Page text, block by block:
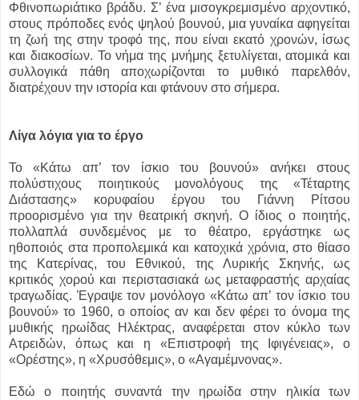
Φθινοπωριάτικο βράδυ. Σ’ ένα μισογκρεμισμένο αρχοντικό,
στους πρόποδες ενός ψηλού βουνού, μια γυναίκα αφηγείται
τη ζωή της στην τροφό της, που είναι εκατό χρονών, ίσως
και διακοσίων. Το νήμα της μνήμης ξετυλίγεται, ατομικά και
συλλογικά πάθη αποχωρίζονται το μυθικό παρελθόν,
διατρέχουν την ιστορία και φτάνουν στο σήμερα.
Λίγα λόγια για το έργο
Το «Κάτω απ’ τον ίσκιο του βουνού» ανήκει στους
πολύστιχους ποιητικούς μονολόγους της «Τέταρτης
Διάστασης» κορυφαίου έργου του Γιάννη Ρίτσου
προορισμένο για την θεατρική σκηνή. Ο ίδιος ο ποιητής,
πολλαπλά συνδεμένος με το θέατρο, εργάστηκε ως
ηθοποιός στα προπολεμικά και κατοχικά χρόνια, στο θίασο
της Κατερίνας, του Εθνικού, της Λυρικής Σκηνής, ως
κριτικός χορού και περιστασιακά ως μεταφραστής αρχαίας
τραγωδίας. Έγραψε τον μονόλογο «Κάτω απ’ τον ίσκιο του
βουνού» το 1960, ο οποίος αν και δεν φέρει το όνομα της
μυθικής ηρωίδας Ηλέκτρας, αναφέρεται στον κύκλο των
Ατρειδών, όπως και η «Επιστροφή της Ιφιγένειας», ο
«Ορέστης», η «Χρυσόθεμις», ο «Αγαμέμνονας».
Εδώ ο ποιητής συναντά την ηρωίδα στην ηλικία των